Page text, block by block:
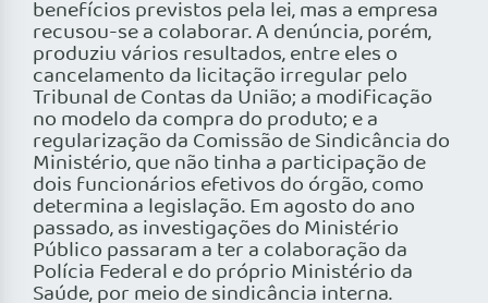
benefícios previstos pela lei, mas a empresa
recusou-se a colaborar. A denúncia, porém,
produziu vários resultados, entre eles o
cancelamento da licitação irregular pelo
Tribunal de Contas da União; a modificação
no modelo da compra do produto; e a
regularização da Comissão de Sindicância do
Ministério, que não tinha a participação de
dois funcionários efetivos do órgão, como
determina a legislação. Em agosto do ano
passado, as investigações do Ministério
Público passaram a ter a colaboração da
Polícia Federal e do próprio Ministério da
Saúde, por meio de sindicância interna.